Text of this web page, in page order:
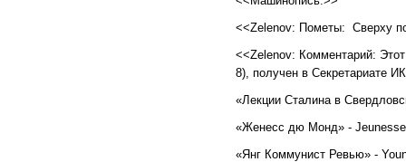
<<Zelenov: Пометы: Сверху
<<Zelenov: Комментарий:
8), получен в Секретариате
«Лекции Сталина в
«Женесс дю Монд» - Jeunesse
«Янг Коммунист Ревью» -